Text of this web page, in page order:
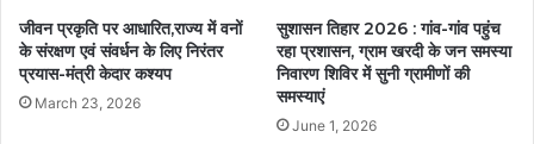
जीवन प्रकृति पर आधारित,राज्य में वनों
के संरक्षण एवं संवर्धन के लिए निरंतर
प्रयास-मंत्री केदार कश्यप
March 23, 2026
सुशासन तिहार 2026 : गांव-गांव पहुंच
रहा प्रशासन, ग्राम खरदी के जन समस्या
निवारण शिविर में सुनी ग्रामीणों की
समस्याएं
June 1, 2026